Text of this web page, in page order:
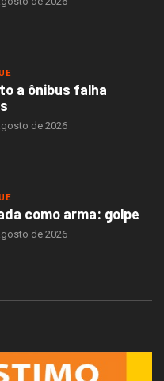
a ônibus falha
de 2026
como arma: golpe
de 2026